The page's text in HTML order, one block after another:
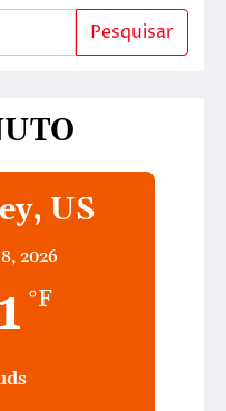
Pesquisar
US
2026
°F